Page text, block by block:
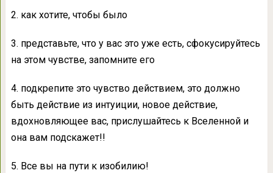
2. как хотите, чтобы было
3. представьте, что у вас это уже есть, сфокусируйтесь
на этом чувстве, запомните его
4. подкрепите это чувство действием, это должно
быть действие из интуиции, новое действие,
вдохновляющее вас, прислушайтесь к Вселенной и
она вам подскажет!!
5. Все вы на пути к изобилию!